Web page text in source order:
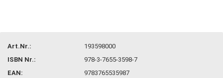
Art.Nr.:
193598000
ISBN Nr.:
978-3-7655-3598-7
EAN:
9783765535987